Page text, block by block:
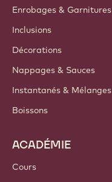
Enrobages & Garnitures
Inclusions
Décorations
Nappages & Sauces
Instantanés & Mélanges
Boissons
ACADÉMIE
Cours